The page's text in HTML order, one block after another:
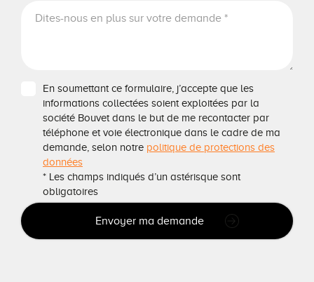
En soumettant ce formulaire, j’accepte que les
informations collectées soient exploitées par la
société Bouvet dans le but de me recontacter par
téléphone et voie électronique dans le cadre de ma
demande, selon notre politique de protections des
données
* Les champs indiqués d’un astérisque sont
obligatoires
Envoyer ma demande